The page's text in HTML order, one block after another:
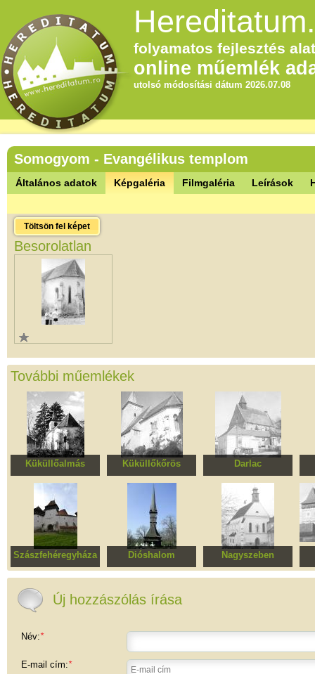
folyamatos fejlesztés
online műemlék
utolsó módosítási dátum 2026.07.08
Somogyom - Evangélikus templom
Általános adatok Képgaléria Filmgaléria Leírások
Töltsön fel képet
Besorolatlan
További műemlékek
Küküllőalmás
Református
templomegyüttes
Küküllőkőrös
Erődített evangélikus
templomegyüttes
Darlac
Evangélikus templom
és kerítőfal töredékek
Szászfehéregyháza
Erődített evangélikus
Dióshalom
Szent Arkangyalok
Nagyszeben
Orsolya-rendi kolostor
Új hozzászólás írása
Név:*
E-mail cím:*